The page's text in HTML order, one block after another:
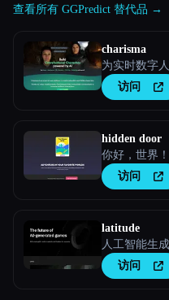
查看所有 GGPredict 替代品 →
charisma
为实时数字
访问
hidden door
你好，世界！
访问
latitude
人工智能生
访问